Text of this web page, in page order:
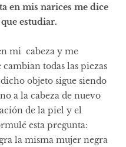
en mis narices me dice
estudiar.
mi cabeza y me
todas las piezas
objeto sigue siendo
a la cabeza de nuevo
de la piel y el
esta pregunta:
la misma mujer negra